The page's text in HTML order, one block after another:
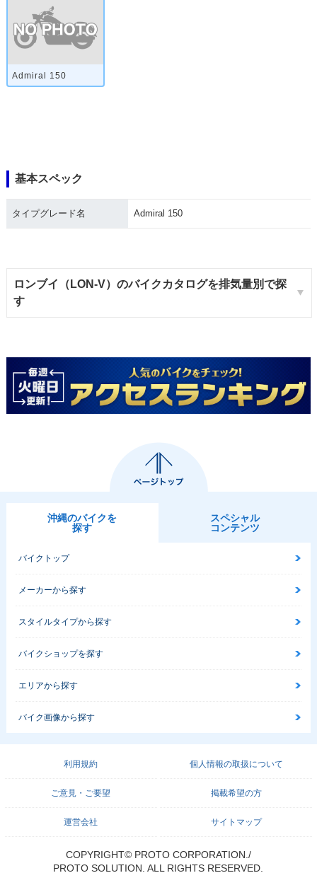
Admiral 150
基本スペック
タイプグレード名 Admiral 150
ロンブイ（LON-V）のバイクカタログを排気量別で探
す
沖縄のバイクを
探す
スペシャル
コンテンツ
バイクトップ
メーカーから探す
スタイルタイプから探す
バイクショップを探す
エリアから探す
バイク画像から探す
利用規約 個人情報の取扱について
ご意見・ご要望 掲載希望の方
運営会社 サイトマップ
COPYRIGHT© PROTO CORPORATION./
PROTO SOLUTION. ALL RIGHTS RESERVED.